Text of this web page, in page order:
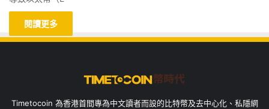
閱讀更多
Timetocoin 為香港首間專為中文讀者而設的比特幣及去中心化、私隱網